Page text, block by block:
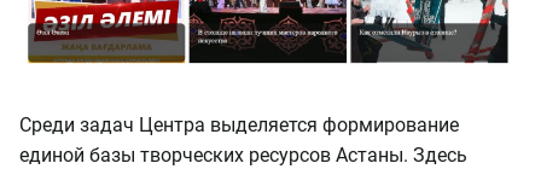
Среди задач Центра выделяется формирование
единой базы творческих ресурсов Астаны. Здесь